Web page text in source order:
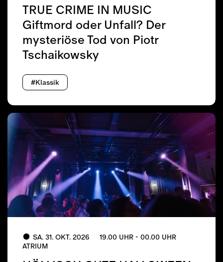
TRUE CRIME IN MUSIC
Giftmord oder Unfall? Der
mysteriöse Tod von Piotr
Tschaikowsky
#Klassik
SA. 31. OKT. 2026
19.00 UHR - 00.00 UHR
ATRIUM